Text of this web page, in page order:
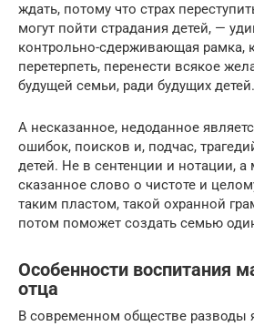
ждать, потому что страх
могут пойти страдания детей, —
контрольно-сдерживающая рамка,
перетерпеть, перенести всякое
будущей семьи, ради будущих детей.
А несказанное, недоданное
ошибок, поисков и, подчас,
детей. Не в сентенции и нотации,
сказанное слово о чистоте и
таким пластом, такой охранной
потом поможет создать семью
Особенности воспитания
отца
В современном обществе разводы